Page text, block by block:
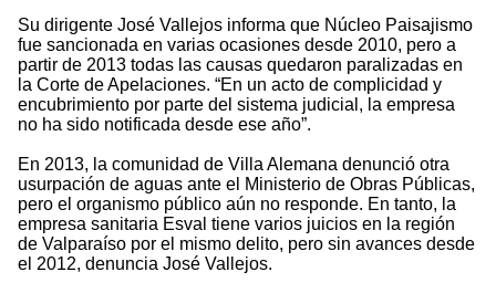
Su dirigente José Vallejos informa que Núcleo Paisajismo
fue sancionada en varias ocasiones desde 2010, pero a
partir de 2013 todas las causas quedaron paralizadas en
la Corte de Apelaciones. “En un acto de complicidad y
encubrimiento por parte del sistema judicial, la empresa
no ha sido notificada desde ese año”.
En 2013, la comunidad de Villa Alemana denunció otra
usurpación de aguas ante el Ministerio de Obras Públicas,
pero el organismo público aún no responde. En tanto, la
empresa sanitaria Esval tiene varios juicios en la región
de Valparaíso por el mismo delito, pero sin avances desde
el 2012, denuncia José Vallejos.